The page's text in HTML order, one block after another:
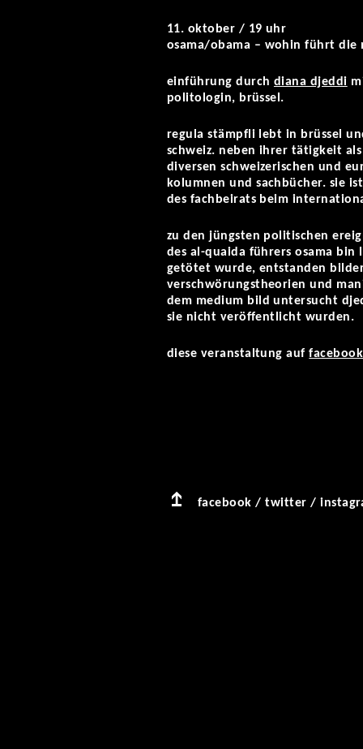
11. oktober / 19 uhr
osama/obama – wohin führt die
einführung durch diana djeddi
politologin, brüssel.
regula stämpfli lebt in brüssel
schweiz. neben ihrer tätigkeit
diversen schweizerischen und
kolumnen und sachbücher. sie
des fachbeirats beim
zu den jüngsten politischen
des al-quaida führers osama bin
getötet wurde, entstanden
verschwörungstheorien und
dem medium bild untersucht
sie nicht veröffentlicht wurden.
diese veranstaltung auffacebook
facebook /twitter /